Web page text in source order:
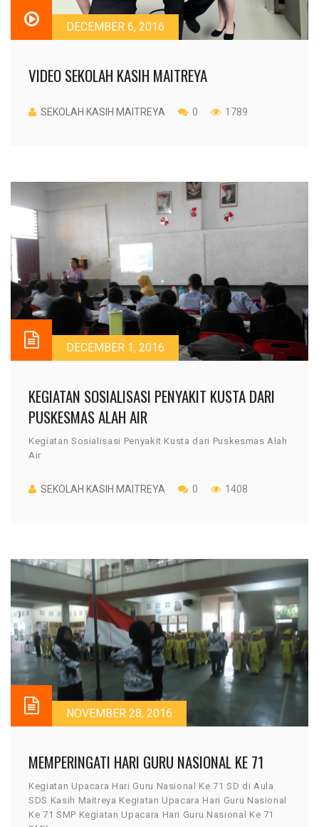
DECEMBER 6, 2016
VIDEO SEKOLAH KASIH MAITREYA
SEKOLAH KASIH MAITREYA 0 1789
DECEMBER 1, 2016
KEGIATAN SOSIALISASI PENYAKIT KUSTA DARI
PUSKESMAS ALAH AIR
Kegiatan Sosialisasi Penyakit Kusta dari Puskesmas Alah
Air
SEKOLAH KASIH MAITREYA 0 1408
NOVEMBER 28, 2016
MEMPERINGATI HARI GURU NASIONAL KE 71
Kegiatan Upacara Hari Guru Nasional Ke 71 SD di Aula
SDS Kasih Maitreya Kegiatan Upacara Hari Guru Nasional
Ke 71 SMP Kegiatan Upacara Hari Guru Nasional Ke 71